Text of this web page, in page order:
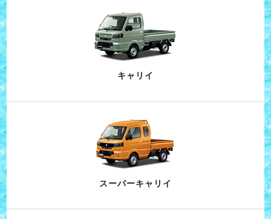
キャリイ
スーパーキャリイ